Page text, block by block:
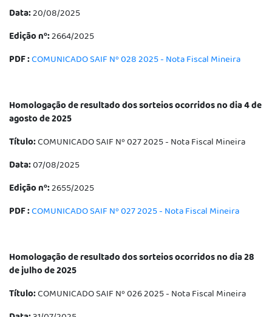
Data:20/08/2025
Edição nº:2664/2025
PDF :COMUNICADO SAIF Nº 028 2025 - Nota Fiscal Mineira
Homologação de resultado dos sorteios ocorridos no dia 4 de
agosto de 2025
Título:COMUNICADO SAIF Nº 027 2025 - Nota Fiscal Mineira
Data:07/08/2025
Edição nº:2655/2025
PDF :COMUNICADO SAIF Nº 027 2025 - Nota Fiscal Mineira
Homologação de resultado dos sorteios ocorridos no dia 28
de julho de 2025
Título:COMUNICADO SAIF Nº 026 2025 - Nota Fiscal Mineira